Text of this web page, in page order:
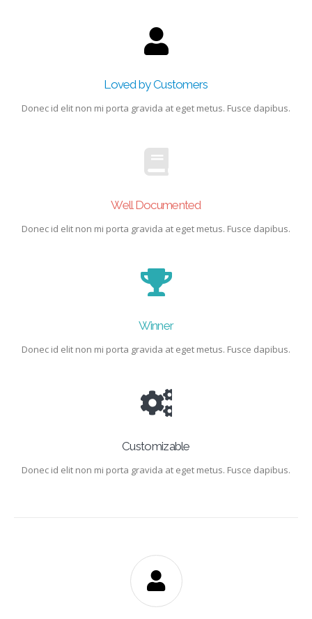
Loved by Customers
Donec id elit non mi porta gravida at eget metus. Fusce dapibus.
Well Documented
Donec id elit non mi porta gravida at eget metus. Fusce dapibus.
Winner
Donec id elit non mi porta gravida at eget metus. Fusce dapibus.
Customizable
Donec id elit non mi porta gravida at eget metus. Fusce dapibus.